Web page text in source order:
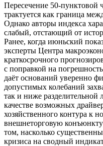
Пересечение 50-пунктовой
трактуется как граница
Однако авторы индекса
слабый, отстающий от
Ранее, когда июньский
эксперты Центра
краткосрочного
с поправкой на
даёт оснований уверенно
допустимых колебаний
так и ниже
качестве возможных
хозяйственного контура к
внешнеторговую
том, насколько
кризиса на сводный